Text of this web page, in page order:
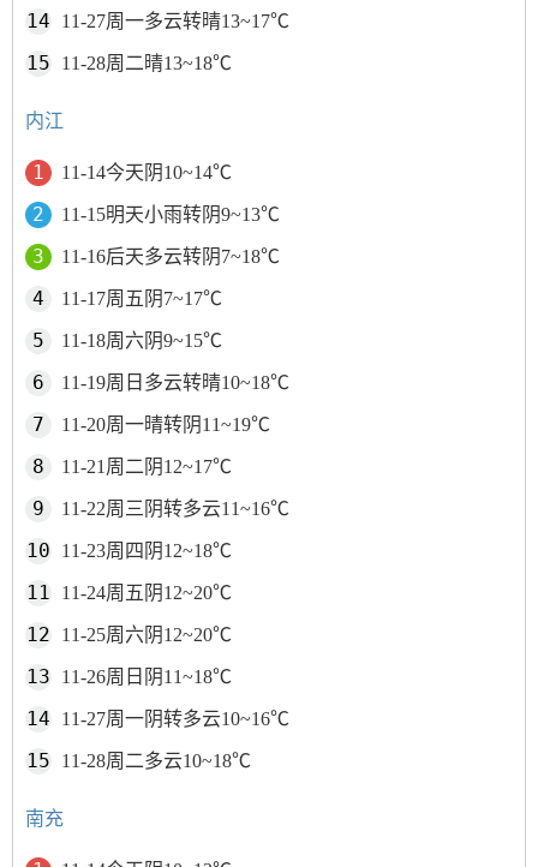
11-27周一多云转晴13~17℃
11-28周二晴13~18℃
内江
11-14今天阴10~14℃
11-15明天小雨转阴9~13℃
11-16后天多云转阴7~18℃
11-17周五阴7~17℃
11-18周六阴9~15℃
11-19周日多云转晴10~18℃
11-20周一晴转阴11~19℃
11-21周二阴12~17℃
11-22周三阴转多云11~16℃
11-23周四阴12~18℃
11-24周五阴12~20℃
11-25周六阴12~20℃
11-26周日阴11~18℃
11-27周一阴转多云10~16℃
11-28周二多云10~18℃
南充